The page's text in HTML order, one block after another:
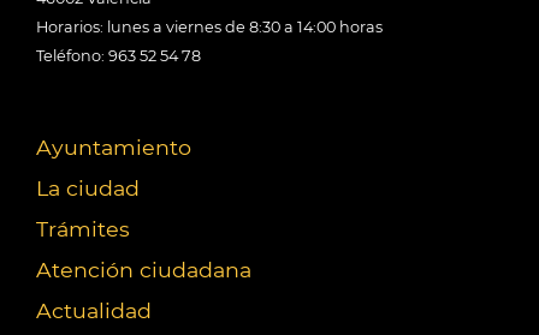
Horarios: lunes a viernes de 8:30 a 14:00 horas
Teléfono: 963 52 54 78
Ayuntamiento
La ciudad
Trámites
Atención ciudadana
Actualidad